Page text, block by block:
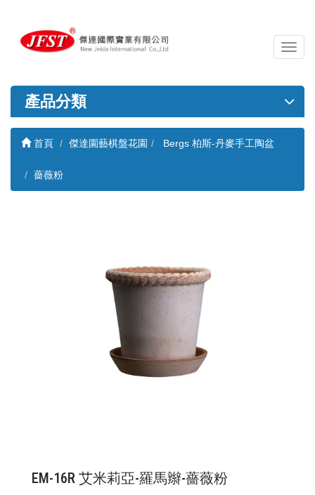
導
覽
關
產品分類
首頁 傑達園藝棋盤花園 Bergs 柏斯-丹麥手工陶盆
薔薇粉
EM-16R 艾米莉亞-羅馬辮-薔薇粉